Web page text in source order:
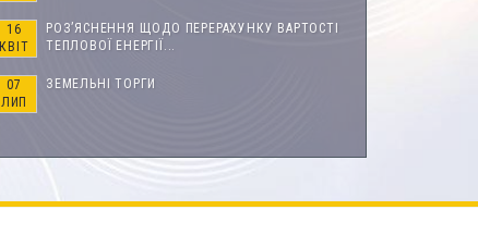
16
КВІТ
РОЗ’ЯСНЕННЯ ЩОДО ПЕРЕРАХУНКУ ВАРТОСТІ
ТЕПЛОВОЇ ЕНЕРГІЇ...
07
ЛИП
ЗЕМЕЛЬНІ ТОРГИ